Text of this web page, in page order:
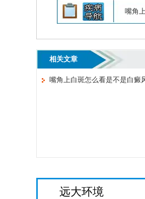
嘴角
相关文章
嘴角上白斑怎么看是不是白癜
远大环境